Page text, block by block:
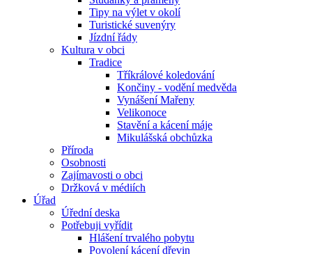
Tipy na výlet v okolí
Turistické suvenýry
Jízdní řády
Kultura v obci
Tradice
Tříkrálové koledování
Končiny - vodění medvěda
Vynášení Mařeny
Velikonoce
Stavění a kácení máje
Mikulášská obchůzka
Příroda
Osobnosti
Zajímavosti o obci
Držková v médiích
Úřad
Úřední deska
Potřebuji vyřídit
Hlášení trvalého pobytu
Povolení kácení dřevin